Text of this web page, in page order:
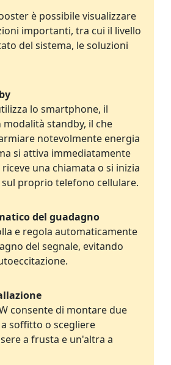
è possibile visualizzare
importanti, tra cui il livello
del sistema, le soluzioni
lo smartphone, il
standby, il che
notevolmente energia
si attiva immediatamente
una chiamata o si inizia
proprio telefono cellulare.
del guadagno
e regola automaticamente
del segnale, evitando
consente di montare due
soffitto o scegliere
a frusta e un'altra a